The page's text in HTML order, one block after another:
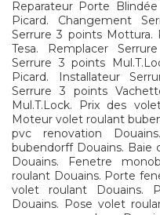
Reparateur Porte
Picard. Changement
Serrure 3 points Mottura.
Tesa. Remplacer
Serrure 3 points
Picard. Installateur
Serrure 3 points
Mul.T.Lock. Prix des
Moteur volet roulant
pvc renovation
bubendorff Douains. Baie
Douains. Fenetre
roulant Douains. Porte
volet roulant Douains.
Douains. Pose volet